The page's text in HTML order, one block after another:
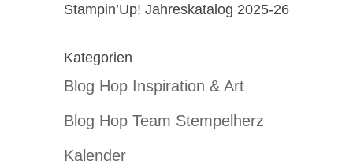
Stampin’Up! Jahreskatalog 2025-26
Kategorien
Blog Hop Inspiration & Art
Blog Hop Team Stempelherz
Kalender